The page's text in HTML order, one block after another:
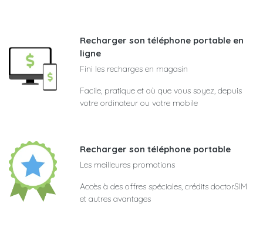
Recharger son téléphone portable en
ligne
Fini les recharges en magasin
Facile, pratique et où que vous soyez, depuis
votre ordinateur ou votre mobile
Recharger son téléphone portable
Les meilleures promotions
Accès à des offres spéciales, crédits doctorSIM
et autres avantages